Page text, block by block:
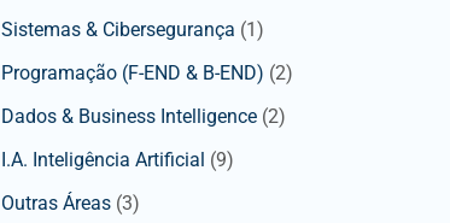
Sistemas & Cibersegurança (1)
Programação (F-END & B-END) (2)
Dados & Business Intelligence (2)
I.A. Inteligência Artificial (9)
Outras Áreas (3)